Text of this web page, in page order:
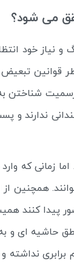
می شود؟
نیاز خود
قوانین
شناختن
ندارند و
کنند. اما زمانی که
همچنین از
پیدا کنند
حاشیه ای و به
نداشته